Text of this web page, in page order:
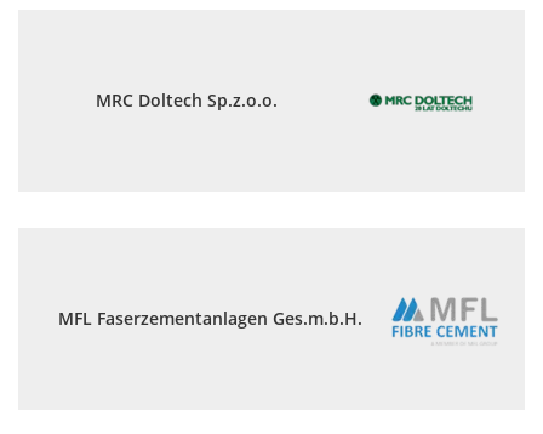
MRC Doltech Sp.z.o.o.
MFL Faserzementanlagen Ges.m.b.H.